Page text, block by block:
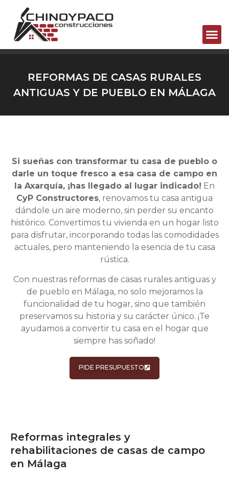
REFORMAS DE CASAS RURALES
ANTIGUAS Y DE PUEBLO EN MÁLAGA
Si sueñas con transformar tu casa de pueblo o
darle un toque fresco a esa casa de campo en
la Axarquía, ¡has llegado al lugar indicado! En
CyP Constructores, renovamos tu casa antigua
dándole un aire moderno, sin perder su encanto
histórico. Convertimos tu vivienda en un hogar listo
para disfrutar, incorporando todas las comodidades
actuales, pero manteniendo la esencia de tu casa
rústica.
Con nuestras reformas de casas rurales antiguas y
de pueblo en Málaga, no solo mejoramos la
funcionalidad de tu hogar, sino que también
preservamos su historia y su carácter único. ¡Te
ayudamos a convertir tu casa en el hogar que
siempre has soñado!
PIDE PRESUPUESTO
Reformas integrales y
rehabilitaciones de casas de campo
en Málaga